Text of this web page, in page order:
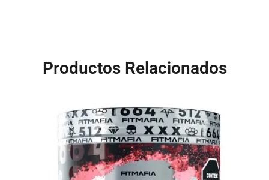
Productos Relacionados